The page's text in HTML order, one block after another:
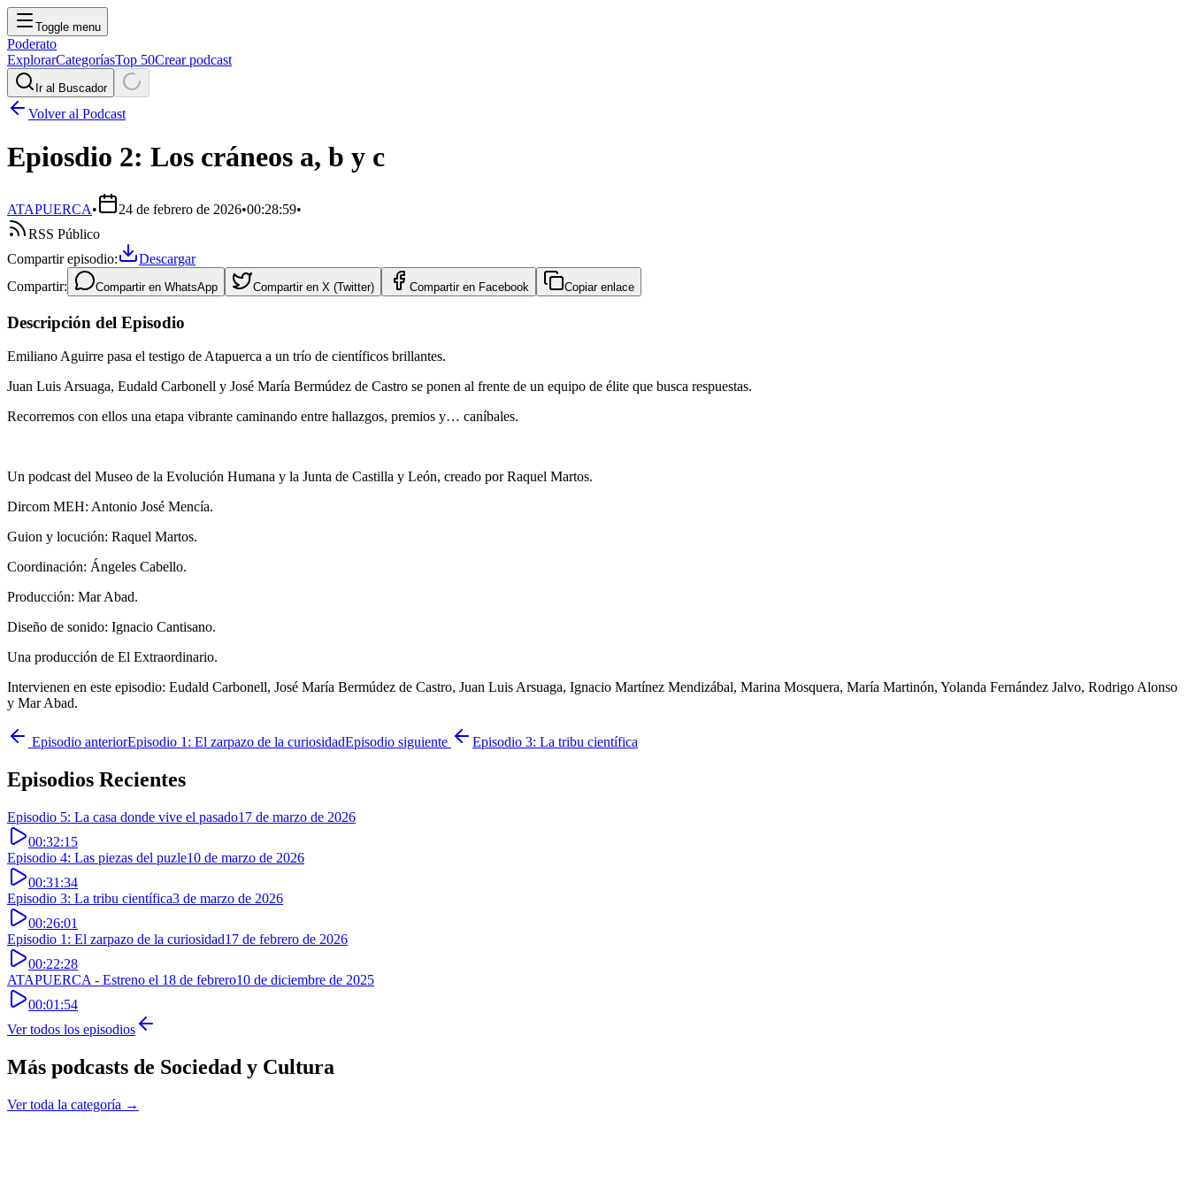
Toggle menu
Poderato
ExplorarCategoríasTop 50Crear podcast
Ir al Buscador
Volver al Podcast
Epiosdio 2: Los cráneos a, b y c
ATAPUERCA• 24 de febrero de 2026•00:28:59•
RSS Público
Compartir episodio:
Descargar
Compartir:
Compartir en WhatsApp Compartir en X (Twitter) Compartir en Facebook Copiar enlace
Descripción del Episodio
Emiliano Aguirre pasa el testigo de Atapuerca a un trío de científicos brillantes.
Juan Luis Arsuaga, Eudald Carbonell y José María Bermúdez de Castro se ponen al frente de un equipo de élite que busca respuestas.
Recorremos con ellos una etapa vibrante caminando entre hallazgos, premios y… caníbales.
Un podcast del Museo de la Evolución Humana y la Junta de Castilla y León, creado por Raquel Martos.
Dircom MEH: Antonio José Mencía.
Guion y locución: Raquel Martos.
Coordinación: Ángeles Cabello.
Producción: Mar Abad.
Diseño de sonido: Ignacio Cantisano.
Una producción de El Extraordinario.
Intervienen en este episodio: Eudald Carbonell, José María Bermúdez de Castro, Juan Luis Arsuaga, Ignacio Martínez Mendizábal, Marina Mosquera, María Martinón, Yolanda Fernández Jalvo, Rodrigo Alonso
y Mar Abad.
Episodio anteriorEpisodio 1: El zarpazo de la curiosidadEpisodio siguiente Episodio 3: La tribu científica
Episodios Recientes
Episodio 5: La casa donde vive el pasado17 de marzo de 2026
00:32:15
Episodio 4: Las piezas del puzle10 de marzo de 2026
00:31:34
Episodio 3: La tribu científica3 de marzo de 2026
00:26:01
Episodio 1: El zarpazo de la curiosidad17 de febrero de 2026
00:22:28
ATAPUERCA - Estreno el 18 de febrero10 de diciembre de 2025
00:01:54
Ver todos los episodios
Más podcasts de Sociedad y Cultura
Ver toda la categoría →